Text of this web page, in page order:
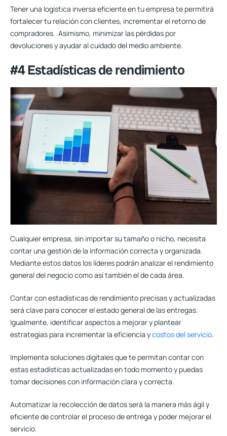
Tener una logística inversa eficiente en tu empresa te permitirá
fortalecer tu relación con clientes, incrementar el retorno de
compradores. Asimismo, minimizar las pérdidas por
devoluciones y ayudar al cuidado del medio ambiente.
#4 Estadísticas de rendimiento
Cualquier empresa, sin importar su tamaño o nicho, necesita
contar una gestión de la información correcta y organizada.
Mediante estos datos los líderes podrán analizar el rendimiento
general del negocio como así también el de cada área.
Contar con estadísticas de rendimiento precisas y actualizadas
será clave para conocer el estado general de las entregas.
Igualmente, identificar aspectos a mejorar y plantear
estrategias para incrementar la eficiencia ycostos del servicio.
Implementa soluciones digitales que te permitan contar con
estas estadísticas actualizadas en todo momento y puedas
tomar decisiones con información clara y correcta.
Automatizar la recolección de datosserá la manera más ágil y
eficiente de controlar el proceso de entrega y poder mejorar el
servicio.